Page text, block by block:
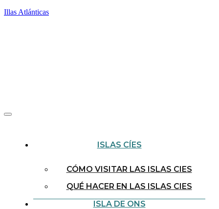
Illas Atlánticas
ISLAS CÍES
CÓMO VISITAR LAS ISLAS CIES
QUÉ HACER EN LAS ISLAS CIES
ISLA DE ONS